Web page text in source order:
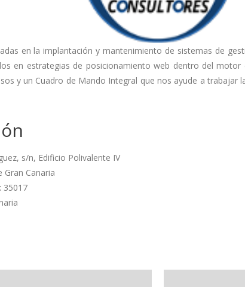
en la implantación y mantenimiento de sistemas de
en estrategias de posicionamiento web dentro del
y un Cuadro de Mando Integral que nos ayude a
s/n, Edificio Polivalente IV
Gran Canaria
35017